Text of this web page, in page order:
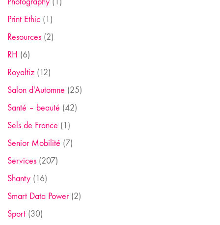
Print Ethic (1)
Resources (2)
RH (6)
Royaltiz (12)
Salon d'Automne (25)
Santé – beauté (42)
Sels de France (1)
Senior Mobilité (7)
Services (207)
Shanty (16)
Smart Data Power(2)
Sport (30)